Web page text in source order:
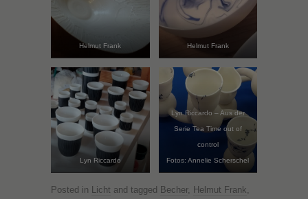
Helmut Frank Helmut Frank
Lyn Riccardo
Lyn Riccardo – Aus der
Serie Tea Time out of
control
Fotos: Annelie Scherschel
Posted in Licht and tagged Becher, Helmut Frank